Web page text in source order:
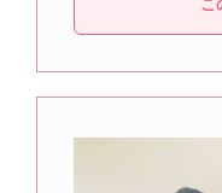
こ